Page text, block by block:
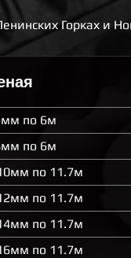
Горках и
6мм по 6м
8мм по 6м
по 11.7м
по 11.7м
по 11.7м
по 11.7м